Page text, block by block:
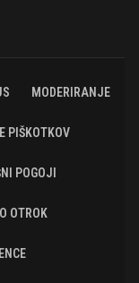
MODERIRANJE
PIŠKOTKOV
POGOJI
OTROK